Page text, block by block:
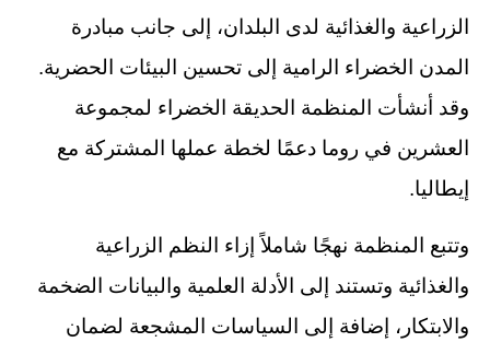
الزراعية والغذائية لدى البلدان، إلى جانب مبادرة
المدن الخضراء الرامية إلى تحسين البيئات الحضرية.
وقد أنشأت المنظمة الحديقة الخضراء لمجموعة
العشرين في روما دعمًا لخطة عملها المشتركة مع
إيطاليا.
وتتبع المنظمة نهجًا شاملاً إزاء النظم الزراعية
والغذائية وتستند إلى الأدلة العلمية والبيانات الضخمة
والابتكار، إضافة إلى السياسات المشجعة لضمان